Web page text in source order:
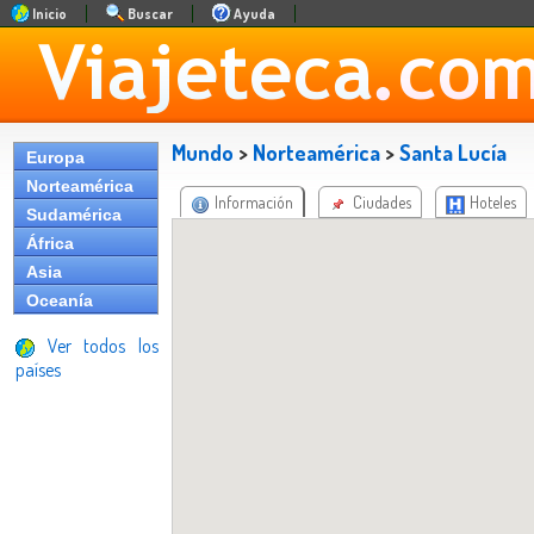
Inicio Buscar Ayuda
Europa
Norteamérica
Sudamérica
África
Asia
Oceanía
Ver todos los
países
Mundo > Norteamérica >Santa Lucía
Información Ciudades Hoteles